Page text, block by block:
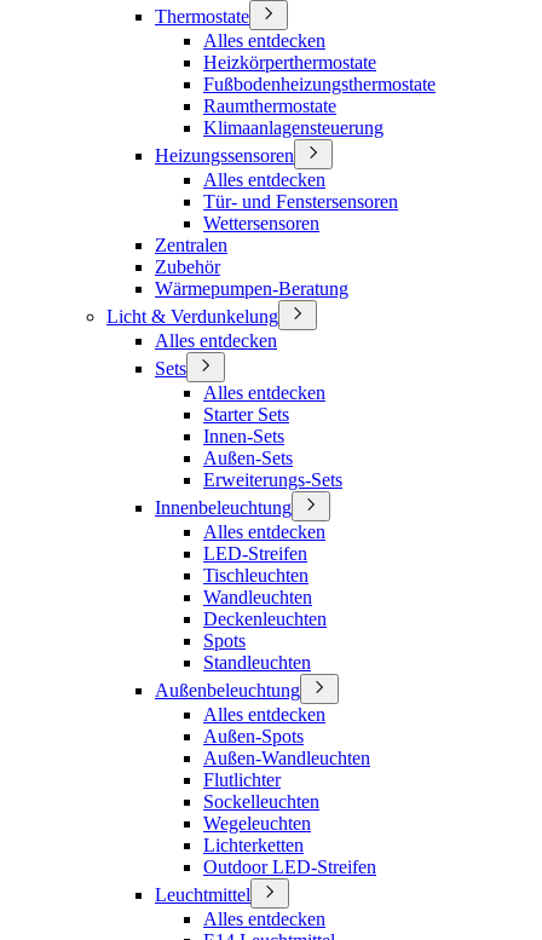
Thermostate
Alles entdecken
Heizkörperthermostate
Fußbodenheizungsthermostate
Raumthermostate
Klimaanlagensteuerung
Heizungssensoren
Alles entdecken
Tür- und Fenstersensoren
Wettersensoren
Zentralen
Zubehör
Wärmepumpen-Beratung
Licht & Verdunkelung
Alles entdecken
Sets
Alles entdecken
Starter Sets
Innen-Sets
Außen-Sets
Erweiterungs-Sets
Innenbeleuchtung
Alles entdecken
LED-Streifen
Tischleuchten
Wandleuchten
Deckenleuchten
Spots
Standleuchten
Außenbeleuchtung
Alles entdecken
Außen-Spots
Außen-Wandleuchten
Flutlichter
Sockelleuchten
Wegeleuchten
Lichterketten
Outdoor LED-Streifen
Leuchtmittel
Alles entdecken